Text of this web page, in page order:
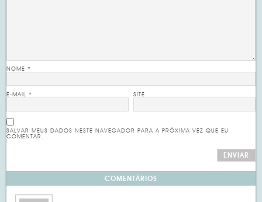
NOME*
E-MAIL* SITE
SALVAR MEUS DADOS NESTE NAVEGADOR PARA A PRÓXIMA VEZ QUE EU
COMENTAR.
COMENTÁRIOS